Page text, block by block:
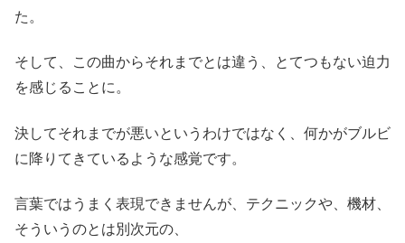
た。
そして、この曲からそれまでとは違う、とてつもない迫力
を感じることに。
決してそれまでが悪いというわけではなく、何かがブルビ
に降りてきているような感覚です。
言葉ではうまく表現できませんが、テクニックや、機材、
そういうのとは別次元の、